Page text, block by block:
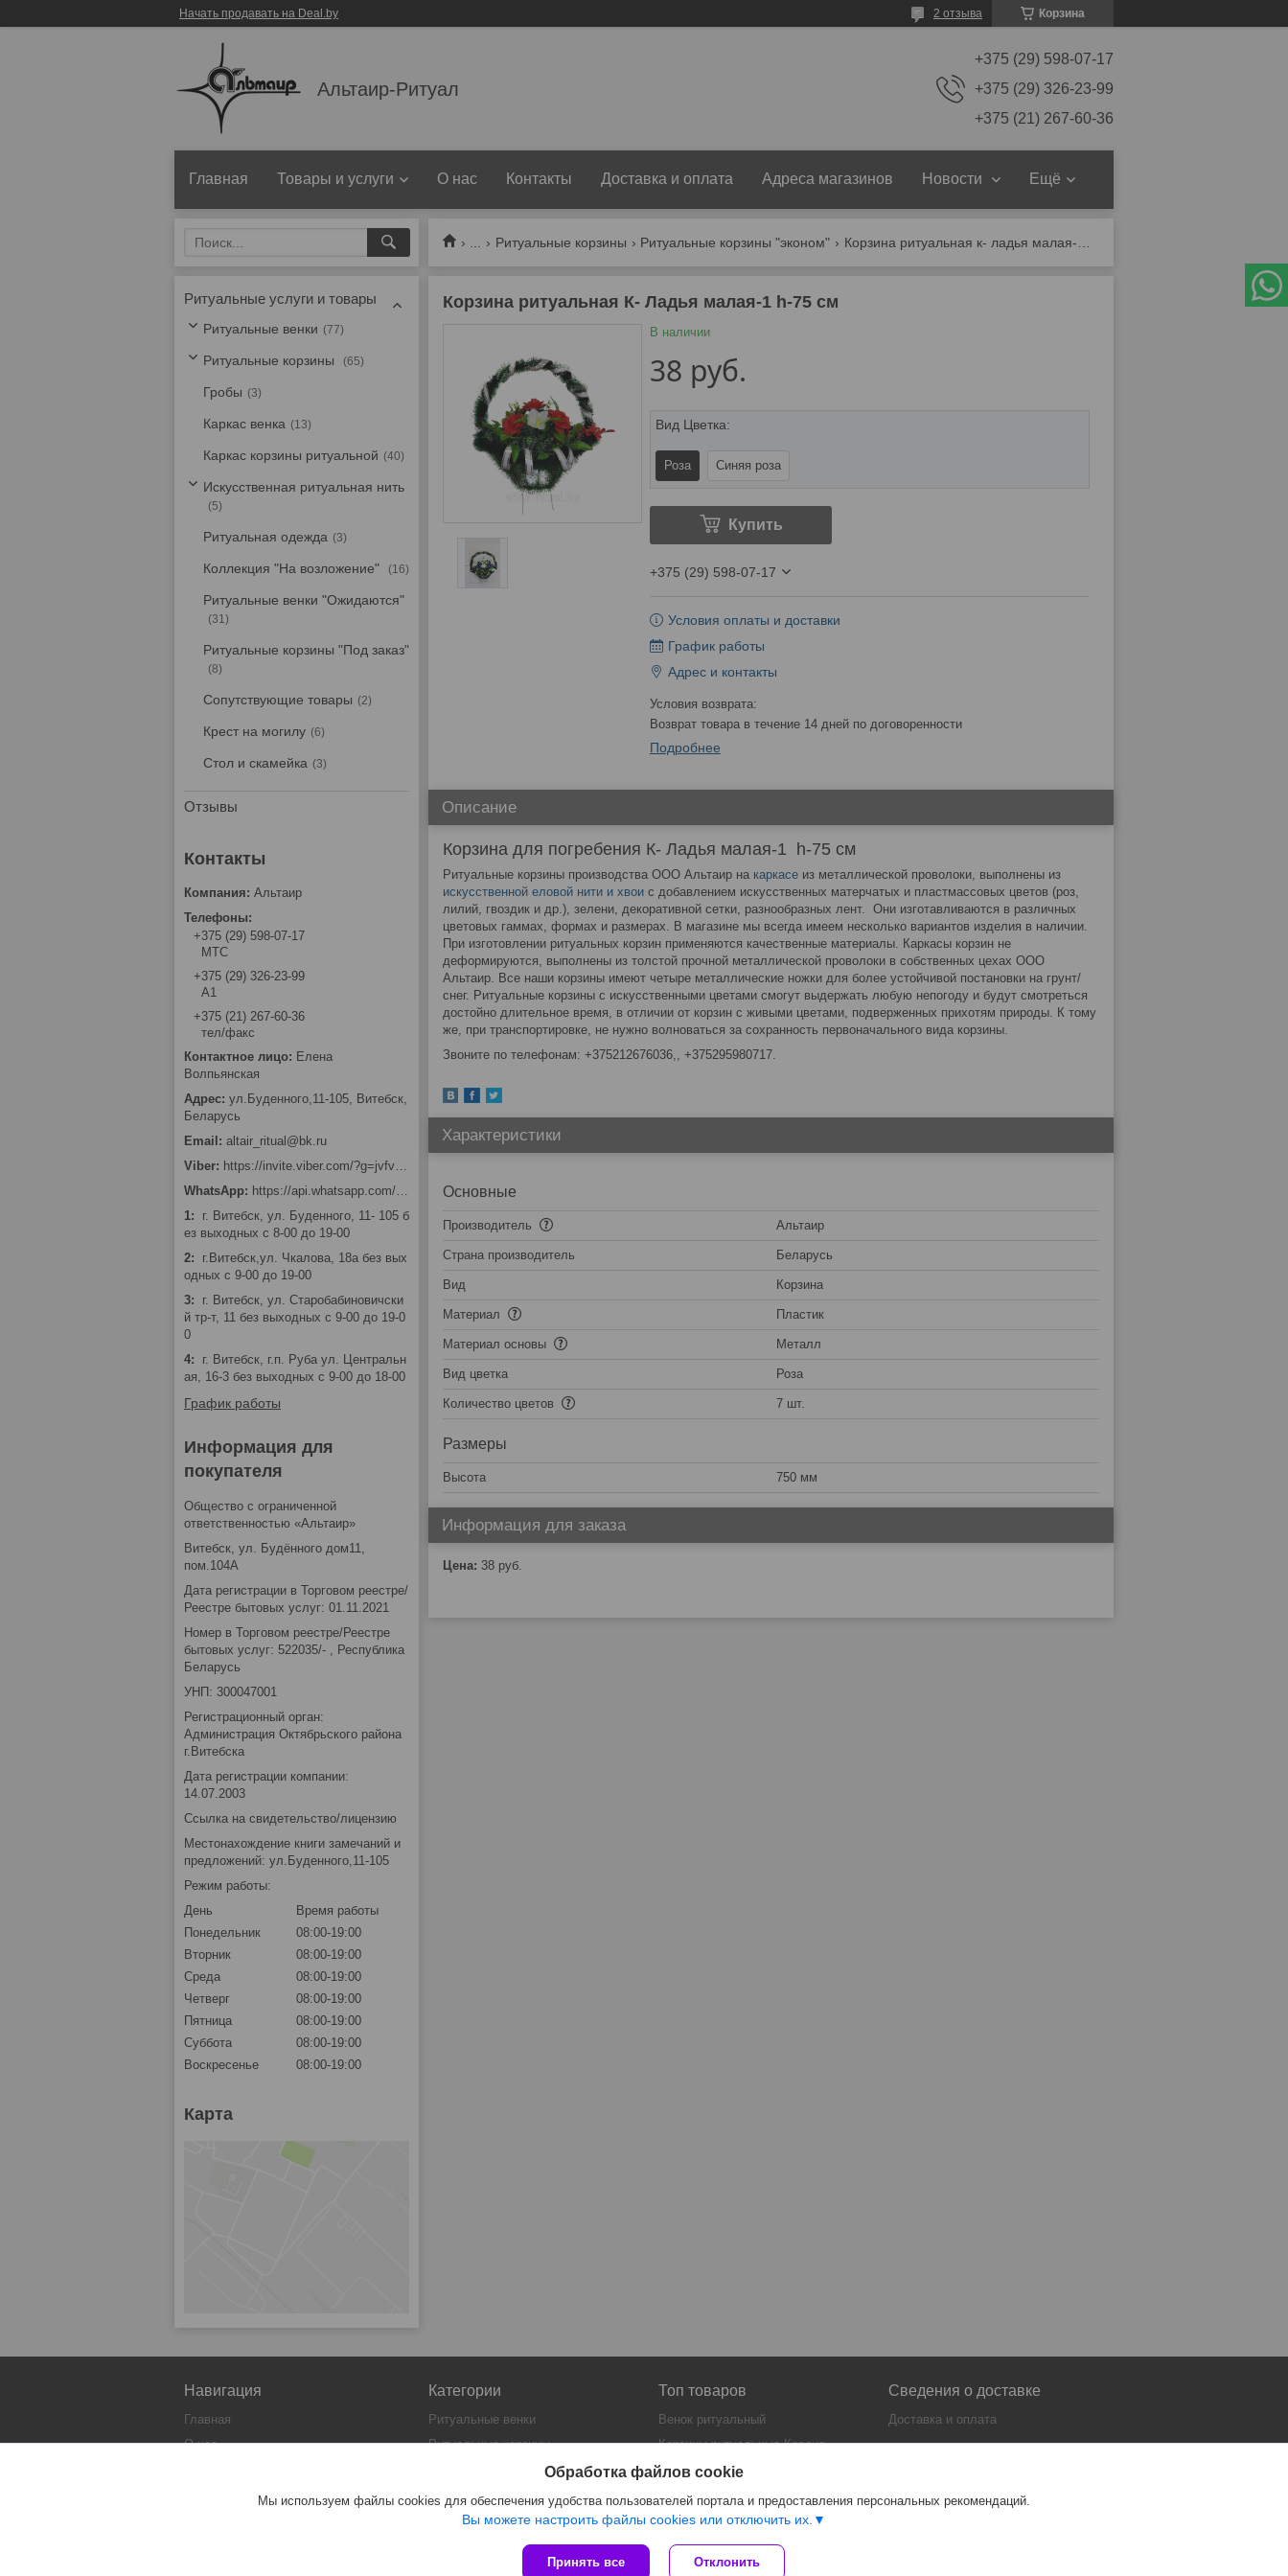
Начать продавать на Deal.by Корзина
2 отзыва
Альтаир-Ритуал
+375 (29) 598-07-17
+375 (29) 326-23-99
+375 (21) 267-60-36
Главная Товары и услуги О нас Контакты Доставка и оплата Адреса магазинов Новости Ещё
Ритуальные корзины Ритуальные корзины "эконом"
Корзина ритуальная К- Ладья малая-1 h-75 см
В наличии
38 руб.
Вид Цветка:
Роза Синяя роза
Купить
+375 (29) 598-07-17
Условия оплаты и доставки
График работы
Адрес и контакты
возврат товара в течение 14 дней по договоренности
Подробнее
Описание
Корзина для погребения К- Ладья малая-1 h-75 см
Ритуальные корзины производства ООО Альтаир на каркасе из металлической проволоки, выполнены из
искусственной еловой нити и хвои с добавлением искусственных матерчатых и пластмассовых цветов (роз,
лилий, гвоздик и др.), зелени, декоративной сетки, разнообразных лент. Они изготавливаются в различных
цветовых гаммах, формах и размерах. В магазине мы всегда имеем несколько вариантов изделия в наличии.
При изготовлении ритуальных корзин применяются качественные материалы. Каркасы корзин не
деформируются, выполнены из толстой прочной металлической проволоки в собственных цехах ООО
Альтаир. Все наши корзины имеют четыре металлические ножки для более устойчивой постановки на грунт/
снег. Ритуальные корзины с искусственными цветами смогут выдержать любую непогоду и будут смотреться
достойно длительное время, в отличии от корзин с живыми цветами, подверженных прихотям природы. К тому
же, при транспортировке, не нужно волноваться за сохранность первоначального вида корзины.
Звоните по телефонам: +375212676036, +375295980717.
Характеристики
Основные
Производитель Альтаир
Страна производитель Беларусь
Вид Корзина
Материал Пластик
Материал основы Металл
Вид цветка Роза
Количество цветов 7 шт.
Размеры
Высота 750 мм
Информация для заказа
Цена: 38 руб.
Ритуальные услуги и товары
Ритуальные венки 77
Ритуальные корзины 65
Гробы 3
Каркас венка 13
Каркас корзины ритуальной 40
Искусственная ритуальная нить
5
Ритуальная одежда 3
Коллекция "На возложение" 16
Ритуальные венки "Ожидаются"
31
Ритуальные корзины "Под заказ"
8
Сопутствующие товары 2
Крест на могилу 6
Стол и скамейка 3
Отзывы
Альтаир
+375 (29) 598-07-17
МТС
+375 (29) 326-23-99
А1
+375 (21) 267-60-36
тел/факс
Елена
Волпьянская
ул.Буденного,11-105, Витебск,
Беларусь
altair_ritual@bk.ru
https://invite.viber.com/?g=jvfv2Bi_0FGtFKVepffKPH0MRV7wqtkn
https://api.whatsapp.com/send?phone=375293262399
1
г. Витебск, ул. Буденного, 11- 105 б
ез выходных с 8-00 до 19-00
2
г.Витебск,ул. Чкалова, 18а без вых
одных с 9-00 до 19-00
3
г. Витебск, ул. Старобабиновичски
й тр-т, 11 без выходных с 9-00 до 19-0
0
4
г. Витебск, г.п. Руба ул. Центральн
ая, 16-3 без выходных с 9-00 до 18-00
График работы
Информация для
покупателя
Общество с ограниченной
ответственностью «Альтаир»
Витебск, ул. Будённого дом11,
пом.104А
Дата регистрации в Торговом реестре/
Реестре бытовых услуг: 01.11.2021
Номер в Торговом реестре/Реестре
бытовых услуг: 522035/- , Республика
Беларусь
УНП: 300047001
Регистрационный орган:
Администрация Октябрьского района
г.Витебска
Дата регистрации компании:
14.07.2003
Ссылка на свидетельство/лицензию
Местонахождение книги замечаний и
предложений: ул.Буденного,11-105
Режим работы:
День
Время работы
Понедельник
08:00-19:00
Вторник
08:00-19:00
Среда
08:00-19:00
Четверг
08:00-19:00
Пятница
08:00-19:00
Суббота
08:00-19:00
Воскресенье
08:00-19:00
Карта
Навигация
Главная
О нас
Категории
Ритуальные венки
Ритуальные корзины
Искусственная еловая нить
Топ товаров
Венок ритуальный
Корзины ритуальные Корона
Ритуальная искусственная
Гроб Элит
Сведения о доставке
Доставка и оплата
Сайт создан на платформе Deal.by
Обработка файлов cookie
Мы используем файлы cookies для обеспечения удобства пользователей портала и предоставления персональных рекомендаций.
Вы можете настроить файлы cookies или отключить их.
Принять все Отклонить